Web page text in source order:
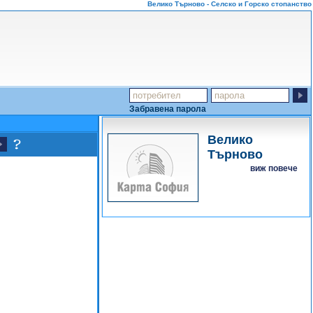
Велико Търново - Селско и Горско стопанство
Забравена парола
Велико
Търново
виж повече